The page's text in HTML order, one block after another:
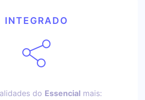
INTEGRADO
do Essencialmais: